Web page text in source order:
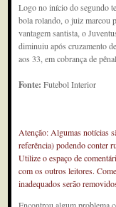
Logo no início do segundo
bola rolando, o juiz marcou
vantagem santista, o
diminuiu após cruzamento
aos 33, em cobrança de
Fonte:Futebol Interior
Atenção: Algumas notícias
referência) podendo conter
Utilize o espaço de
com os outros leitores.
inadequados serão